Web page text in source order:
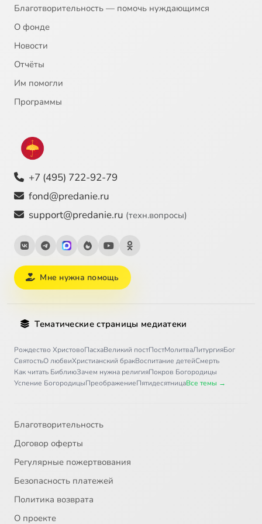
25 Веселитеся, праведнии
Слава и стихира
27 И ныне и стихира
Благотворительность — помочь нуждающимся
О фонде
Новости
Отчёты
Им помогли
Программы
+7 (495) 722-92-79
fond@predanie.ru
support@predanie.ru (техн.вопросы)
Мне нужна помощь
Тематические страницы медиатеки
Рождество ХристовоПасхаВеликий постПостМолитваЛитургияБог
СвятостьО любвиХристианский бракВоспитание детейСмерть
Как читать БиблиюЗачем нужна религияПокров Богородицы
Успение БогородицыПреображениеПятидесятницаВсе темы →
Благотворительность
Договор оферты
Регулярные пожертвования
Безопасность платежей
Политика возврата
О проекте